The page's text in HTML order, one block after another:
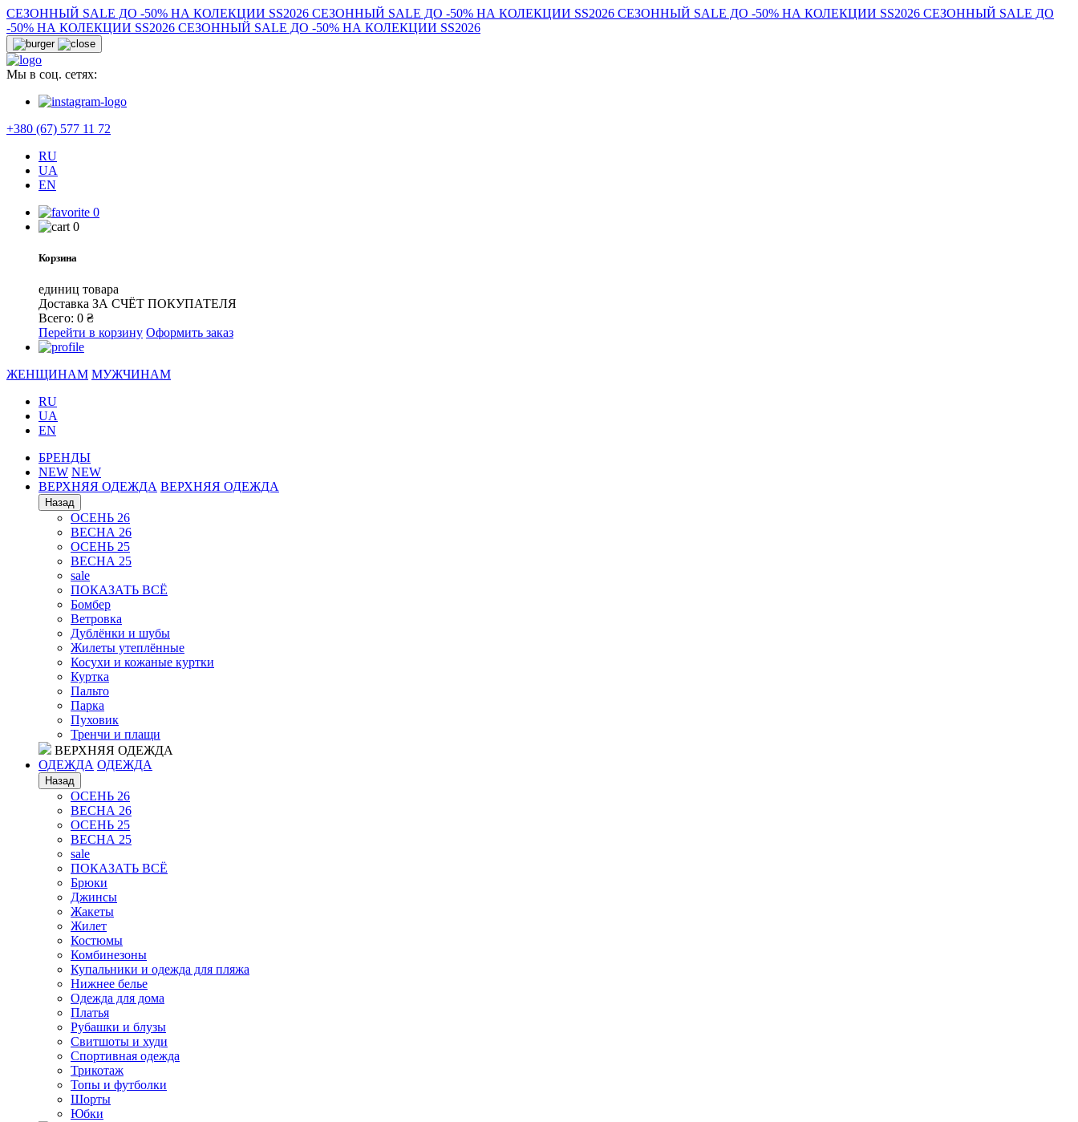
СЕЗОННЬІЙ SALE ДО -50% НА КОЛЕКЦИИ SS2026 СЕЗОННЬІЙ SALE ДО -50% НА КОЛЕКЦИИ SS2026 СЕЗОННЬІЙ SALE ДО -50% НА КОЛЕКЦИИ SS2026 СЕЗОННЬІЙ SALE ДО
-50% НА КОЛЕКЦИИ SS2026 СЕЗОННЬІЙ SALE ДО -50% НА КОЛЕКЦИИ SS2026
Мы в соц. сетях:
+380 (67) 577 11 72
RU
UA
EN
0
0
Корзина
единиц товара
Доставка ЗА СЧЁТ ПОКУПАТЕЛЯ
Всего: 0 ₴
Перейти в корзину Оформить заказ
ЖЕНЩИНАМ МУЖЧИНАМ
RU
UA
EN
БРЕНДЫ
NEW NEW
ВЕРХНЯЯ ОДЕЖДА ВЕРХНЯЯ ОДЕЖДА
Назад
ОСЕНЬ 26
ВЕСНА 26
ОСЕНЬ 25
ВЕСНА 25
sale
ПОКАЗАТЬ ВСЁ
Бомбер
Ветровка
Дублёнки и шубы
Жилеты утеплённые
Косухи и кожаные куртки
Куртка
Пальто
Парка
Пуховик
Тренчи и плащи
ВЕРХНЯЯ ОДЕЖДА
ОДЕЖДА ОДЕЖДА
Назад
ОСЕНЬ 26
ВЕСНА 26
ОСЕНЬ 25
ВЕСНА 25
sale
ПОКАЗАТЬ ВСЁ
Брюки
Джинсы
Жакеты
Жилет
Костюмы
Комбинезоны
Купальники и одежда для пляжа
Нижнее белье
Одежда для дома
Платья
Рубашки и блузы
Свитшоты и худи
Спортивная одежда
Трикотаж
Топы и футболки
Шорты
Юбки